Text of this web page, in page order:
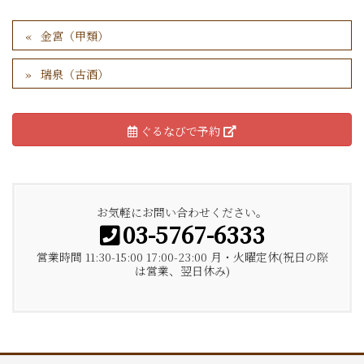
金宮（甲類）
瑞泉（古酒）
ぐるなびで予約
お気軽にお問い合わせください。
03-5767-6333
営業時間 11:30-15:00 17:00-23:00 月・火曜定休(祝日の際
は営業、翌日休み)